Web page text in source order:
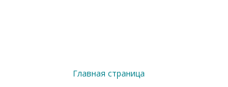
Главная страница